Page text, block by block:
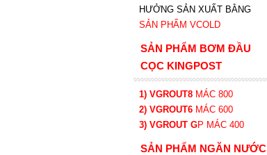
HƯỞNG SẢN XUẤT BẰNG
SẢN PHẨM VCOLD
SẢN PHẨM BƠM ĐẦU
CỌC KINGPOST
1) VGROUT8 MÁC 800
2) VGROUT6 MÁC 600
3) VGROUT GP MÁC 400
SẢN PHẨM NGĂN NƯỚC